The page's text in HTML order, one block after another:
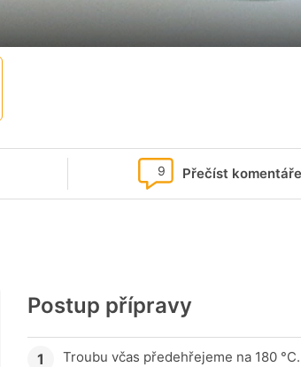
Přečíst komentáře
9
Postup přípravy
Troubu včas předehřejeme na 180 °C.